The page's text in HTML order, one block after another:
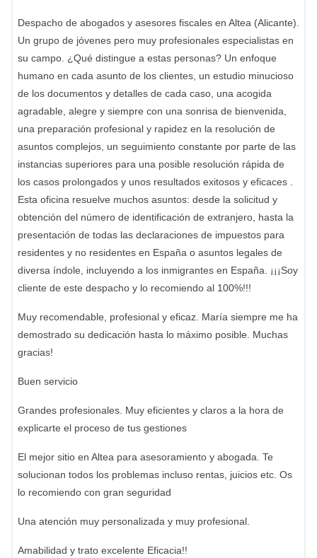
Despacho de abogados y asesores fiscales en Altea (Alicante).
Un grupo de jóvenes pero muy profesionales especialistas en
su campo. ¿Qué distingue a estas personas? Un enfoque
humano en cada asunto de los clientes, un estudio minucioso
de los documentos y detalles de cada caso, una acogida
agradable, alegre y siempre con una sonrisa de bienvenida,
una preparación profesional y rapidez en la resolución de
asuntos complejos, un seguimiento constante por parte de las
instancias superiores para una posible resolución rápida de
los casos prolongados y unos resultados exitosos y eficaces .
Esta oficina resuelve muchos asuntos: desde la solicitud y
obtención del número de identificación de extranjero, hasta la
presentación de todas las declaraciones de impuestos para
residentes y no residentes en España o asuntos legales de
diversa índole, incluyendo a los inmigrantes en España. ¡¡¡Soy
cliente de este despacho y lo recomiendo al 100%!!!
Muy recomendable, profesional y eficaz. María siempre me ha
demostrado su dedicación hasta lo máximo posible. Muchas
gracias!
Buen servicio
Grandes profesionales. Muy eficientes y claros a la hora de
explicarte el proceso de tus gestiones
El mejor sitio en Altea para asesoramiento y abogada. Te
solucionan todos los problemas incluso rentas, juicios etc. Os
lo recomiendo con gran seguridad
Una atención muy personalizada y muy profesional.
Amabilidad y trato excelente Eficacia!!